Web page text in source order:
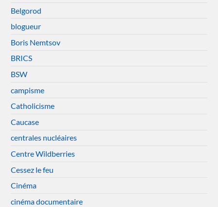
Belgorod
blogueur
Boris Nemtsov
BRICS
BSW
campisme
Catholicisme
Caucase
centrales nucléaires
Centre Wildberries
Cessez le feu
Cinéma
cinéma documentaire